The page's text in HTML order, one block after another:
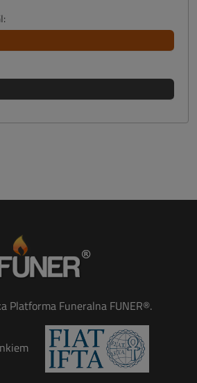
Platforma Funeralna FUNER®.